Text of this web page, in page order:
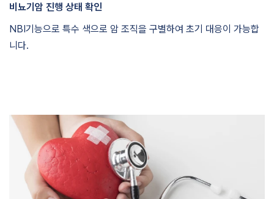
비뇨기암 진행 상태 확인
NBI기능으로 특수 색으로 암 조직을 구별하여 초기 대응이 가능합
니다.